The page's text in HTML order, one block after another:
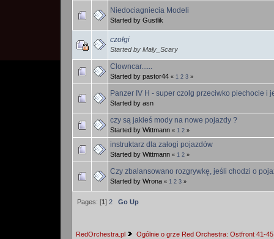
Niedociagniecia Modeli
Started by Gustlik
czołgi
Started by Maly_Scary
Clowncar......
Started by pastor44 « 1 2 3 »
Panzer IV H - super czolg przeciwko piechocie i
Started by asn
czy są jakieś mody na nowe pojazdy ?
Started by Wittmann « 1 2 »
instruktarz dla załogi pojazdów
Started by Wittmann « 1 2 »
Czy zbalansowano rozgrywkę, jeśli chodzi o
Started by Wrona « 1 2 3 »
Pages: [1] 2 Go Up
RedOrchestra.pl Ogólnie o grze Red Orchestra: Ostfront 41-45